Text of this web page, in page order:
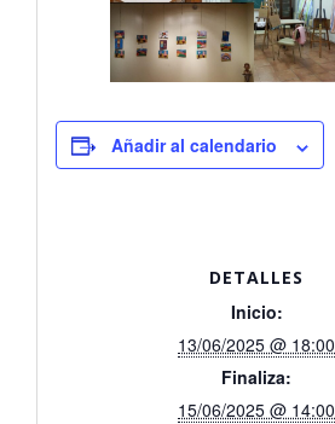
Añadir al calendario
DETALLES
Inicio:
13/06/2025 @ 18:00
Finaliza:
15/06/2025 @ 14:00